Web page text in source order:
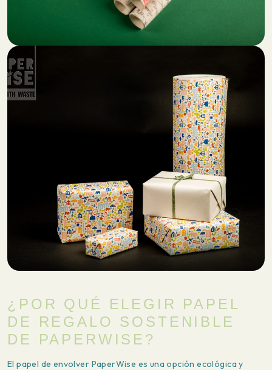
¿POR QUÉ ELEGIR PAPEL
DE REGALO SOSTENIBLE
DE PAPERWISE?
El papel de envolver PaperWise es una opción ecológica y